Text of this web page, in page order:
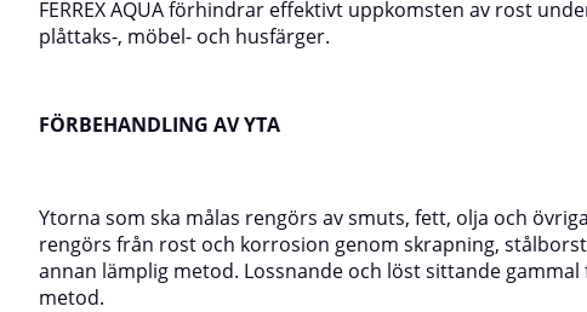
FERREX AQUA förhindrar effektivt uppkomsten av rost
plåttaks-, möbel- och husfärger.
FÖRBEHANDLING AV YTA
Ytorna som ska målas rengörs av smuts, fett, olja och
rengörs från rost och korrosion genom skrapning,
annan lämplig metod. Lossnande och löst sittande
metod.